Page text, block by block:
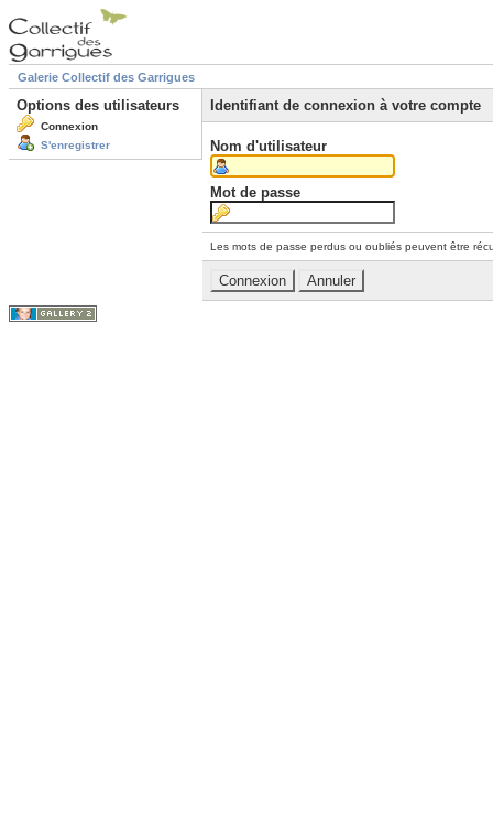
Galerie Collectif des Garrigues
Options des utilisateurs
Connexion
S'enregistrer
Identifiant de connexion à votre compte
Nom d'utilisateur
Mot de passe
Les mots de passe perdus ou oubliés peuvent être